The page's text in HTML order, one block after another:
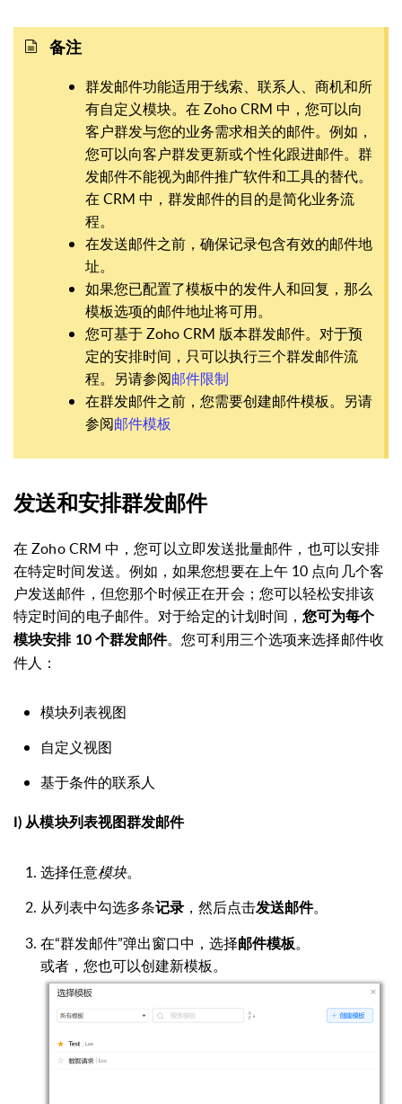
备注
群发邮件功能适用于线索、联系人、商机和所
有自定义模块。在 Zoho CRM 中，您可以向
客户群发与您的业务需求相关的邮件。例如，
您可以向客户群发更新或个性化跟进邮件。群
发邮件不能视为邮件推广软件和工具的替代。
在 CRM 中，群发邮件的目的是简化业务流
程。
在发送邮件之前，确保记录包含有效的邮件地
址。
如果您已配置了模板中的发件人和回复，那么
模板选项的邮件地址将可用。
您可基于 Zoho CRM 版本群发邮件。对于预
定的安排时间，只可以执行三个群发邮件流
程。另请参阅邮件限制
在群发邮件之前，您需要创建邮件模板。另请
参阅邮件模板
发送和安排群发邮件
在 Zoho CRM 中，您可以立即发送批量邮件，也可以安排
在特定时间发送。例如，如果您想要在上午 10 点向几个客
户发送邮件，但您那个时候正在开会；您可以轻松安排该
特定时间的电子邮件。对于给定的计划时间，您可为每个
模块安排 10 个群发邮件。您可利用三个选项来选择邮件收
件人：
模块列表视图
自定义视图
基于条件的联系人
I) 从模块列表视图群发邮件
选择任意模块。
从列表中勾选多条记录 ，然后点击发送邮件。
在“群发邮件”弹出窗口中，选择邮件模板。
或者，您也可以创建新模板。